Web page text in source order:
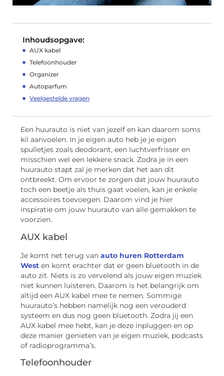
Inhoudsopgave:
AUX kabel
Telefoonhouder
Organizer
Autoparfum
Veelgestelde vragen
Een huurauto is niet van jezelf en kan daarom soms
kil aanvoelen. In je eigen auto heb je je eigen
spulletjes zoals deodorant, een luchtverfrisser en
misschien wel een lekkere snack. Zodra je in een
huurauto stapt zal je merken dat het aan dit
ontbreekt. Om ervoor te zorgen dat jouw huurauto
toch een beetje als thuis gaat voelen, kan je enkele
accessoires toevoegen. Daarom vind je hier
inspiratie om jouw huurauto van alle gemakken te
voorzien.
AUX kabel
Je komt net terug van auto huren Rotterdam
West en komt erachter dat er geen bluetooth in de
auto zit. Niets is zo vervelend als jouw eigen muziek
niet kunnen luisteren. Daarom is het belangrijk om
altijd een AUX kabel mee te nemen. Sommige
huurauto’s hebben namelijk nog een verouderd
systeem en dus nog geen bluetooth. Zodra jij een
AUX kabel mee hebt, kan je deze inpluggen en op
deze manier genieten van je eigen muziek, podcasts
of radioprogramma’s.
Telefoonhouder